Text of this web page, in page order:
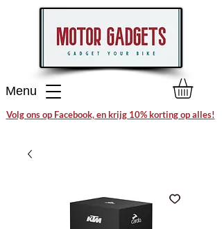
Menu
Volg ons op Facebook, en krijg 10% korting op alles!